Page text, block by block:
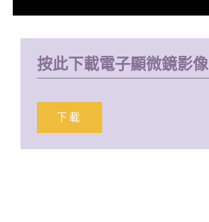
按此下載電子顯微鏡影像
下載